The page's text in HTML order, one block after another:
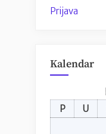
Prijava
Kalendar
P
U